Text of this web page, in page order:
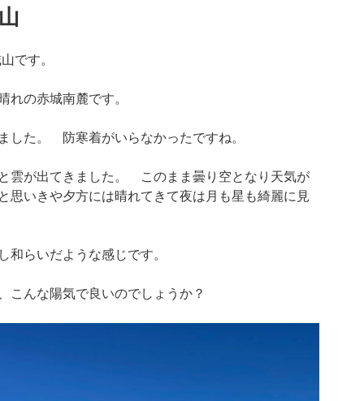
です。
れの赤城南麓です。
した。 防寒着がいらなかったですね。
雲が出てきました。 このまま曇り空となり天気が
思いきや夕方には晴れてきて夜は月も星も綺麗に見
和らいだような感じです。
こんな陽気で良いのでしょうか？